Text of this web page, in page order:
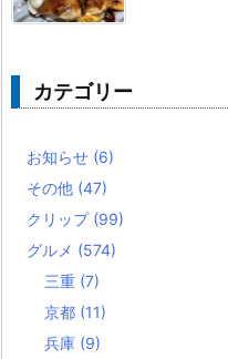
カテゴリー
お知らせ (6)
その他 (47)
クリップ (99)
グルメ (574)
三重 (7)
京都 (11)
兵庫 (9)